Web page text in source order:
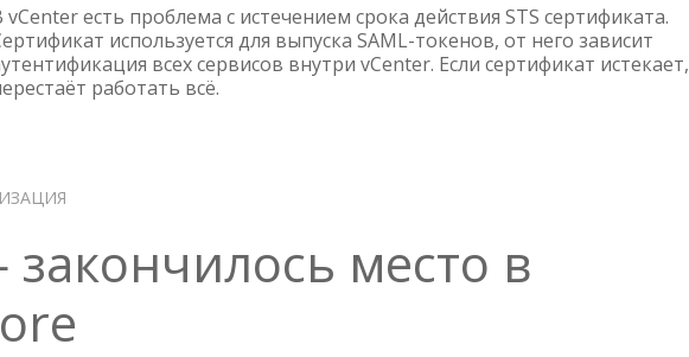
И
SYSTEMD-
TIMESYNCD
vCenter есть проблема с истечением срока действия STS сертификата.
используется для выпуска SAML-токенов, от него зависит
всех сервисов внутри vCenter. Если сертификат истекает,
работать всё.
место в